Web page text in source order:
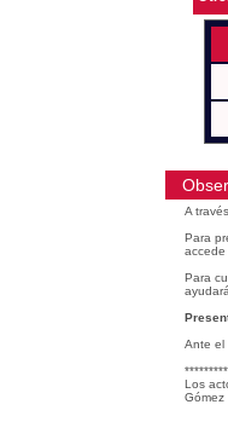
A
Para
accede
Para
Ante el
Los
Gómez